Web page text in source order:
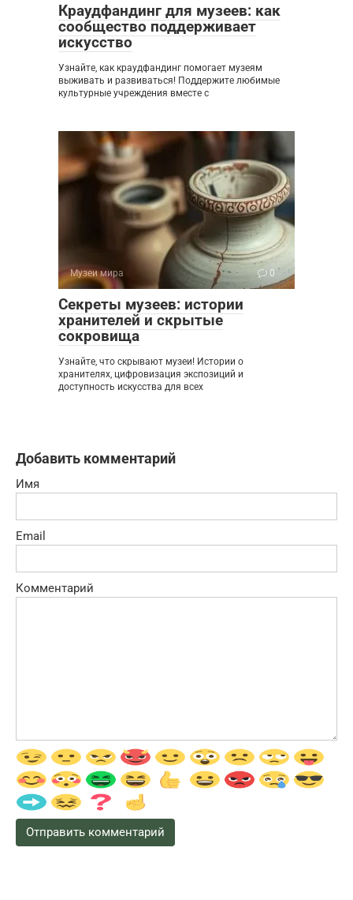
Краудфандинг для музеев: как
сообщество поддерживает
искусство
Узнайте, как краудфандинг помогает музеям
выживать и развиваться! Поддержите любимые
культурные учреждения вместе с
Музеи мира 0
Секреты музеев: истории
хранителей и скрытые
сокровища
Узнайте, что скрывают музеи! Истории о
хранителях, цифровизация экспозиций и
доступность искусства для всех
Добавить комментарий
Имя
Email
Комментарий